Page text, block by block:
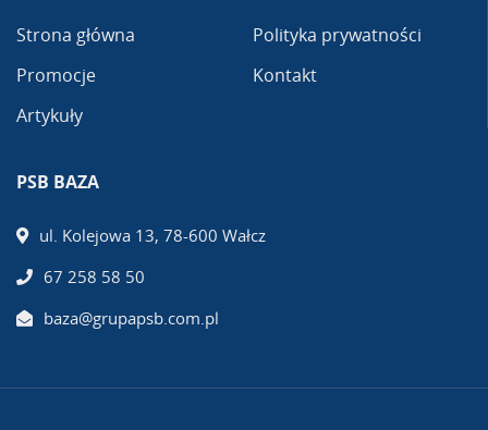
Strona główna
Promocje
Artykuły
Polityka prywatności
Kontakt
PSB BAZA
ul. Kolejowa 13, 78-600 Wałcz
67 258 58 50
baza@grupapsb.com.pl